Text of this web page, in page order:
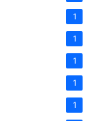
1
1
1
1
1